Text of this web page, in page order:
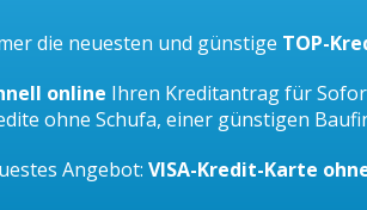
Selbstständige Kredit
Dispokredit
Beamtendarlehen
Kreditzusammenfassung
die neuesten und günstige TOP-
online Ihren Kreditantrag für
ohne Schufa, einer günstigen
Angebot: VISA-Kredit-Karte